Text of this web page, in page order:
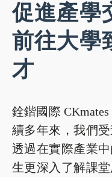
促進產學
前往大學
才
銓鍇國際
續多年來，我們
透過在實際產業
生更深入了解課